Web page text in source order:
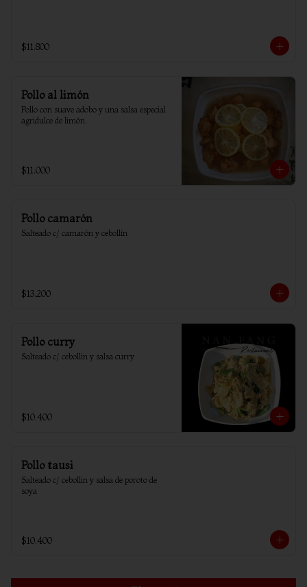
$11.800
Pollo al limón
Pollo con suave adobo y una salsa especial
agridulce de limón.
$11.000
Pollo camarón
Salteado c/ camarón y cebollín
$13.200
Pollo curry
Salteado c/ cebollin y salsa curry
$10.400
Pollo tausi
Salteado c/ cebollin y salsa de poroto de
soya
$10.400